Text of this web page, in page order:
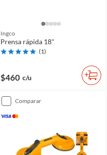
Ingco
Prensa rápida 18"
(1)
$460 c/u
comparar